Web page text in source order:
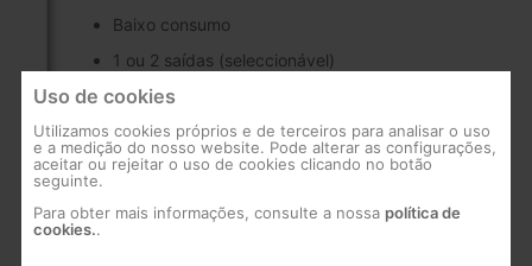
Baixo consumo
1 ou 2 saídas (seleccionável)
Ponto de teste, que evita o corte de serviço
aos utilizadores durante operações de
manutenção
adaptadores para cabo de 1/2" (ref.4121)
Uso de cookies
Utilizamos cookies próprios e de terceiros para analisar o uso
e a medição do nosso website. Pode alterar as configurações,
aceitar ou rejeitar o uso de cookies clicando no botão
seguinte.
Para obter mais informações, consulte a nossa política de
cookies..